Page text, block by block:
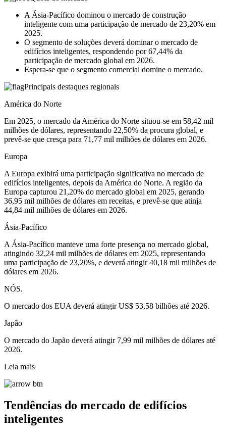
A Ásia-Pacífico dominou o mercado de construção
inteligente com uma participação de mercado de 23,20% em
2025.
O segmento de soluções deverá dominar o mercado de
edifícios inteligentes, respondendo por 67,44% da
participação de mercado global em 2026.
Espera-se que o segmento comercial domine o mercado.
Principais destaques regionais
América do Norte
Em 2025, o mercado da América do Norte situou-se em 58,42 mil
milhões de dólares, representando 22,50% da procura global, e
prevê-se que cresça para 71,77 mil milhões de dólares em 2026.
Europa
A Europa exibirá uma participação significativa no mercado de
edifícios inteligentes, depois da América do Norte. A região da
Europa capturou 21,20% do mercado global em 2025, gerando
36,95 mil milhões de dólares em receitas, e prevê-se que atinja
44,84 mil milhões de dólares em 2026.
Ásia-Pacífico
A Ásia-Pacífico manteve uma forte presença no mercado global,
atingindo 32,24 mil milhões de dólares em 2025, representando
uma participação de 23,20%, e deverá atingir 40,18 mil milhões de
dólares em 2026.
NÓS.
O mercado dos EUA deverá atingir US$ 53,58 bilhões até 2026.
Japão
O mercado do Japão deverá atingir 7,99 mil milhões de dólares até
2026.
Leia mais
Tendências do mercado de edifícios
inteligentes